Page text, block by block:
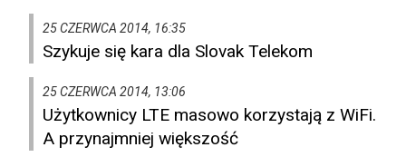
25 CZERWCA 2014, 16:35
Szykuje się kara dla Slovak Telekom
25 CZERWCA 2014, 13:06
Użytkownicy LTE masowo korzystają z WiFi.
A przynajmniej większość